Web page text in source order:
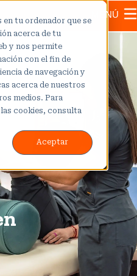
en tu ordenador que se
acerca de tu
y nos permite
con el fin de
de navegación y
acerca de nuestros
medios. Para
cookies, consulta
Aceptar
MENÚ